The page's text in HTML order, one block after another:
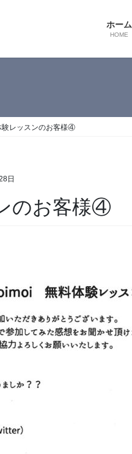
ホーム
HOME
験レッスンのお客様④
日
のお客様④